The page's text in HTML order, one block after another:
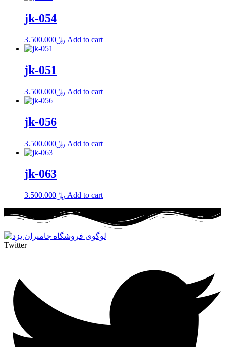
jk-054
﷼3.500.000 Add to cart
jk-051
﷼3.500.000 Add to cart
jk-056
﷼3.500.000 Add to cart
jk-063
﷼3.500.000 Add to cart
Twitter